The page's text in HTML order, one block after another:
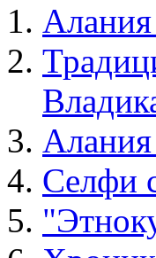
Селфи